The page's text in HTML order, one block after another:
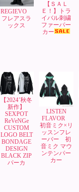
REGIEVO
フレアスラ
ックス
【ＳＡＬ
Ｅ！】トラ
イバル刺繍
ファーパー
カー
【2024’秋冬
新作】
SEXPOT
ReVeNGe
CUSTOM
LOGO BELT
BONDAGE
DESIGN
BLACK ZIP
パーカ
LISTEN
FLAVOR
初音ミク×リ
ッスンフレ
ーバー 初
音ミク マウ
ンテンパー
カー